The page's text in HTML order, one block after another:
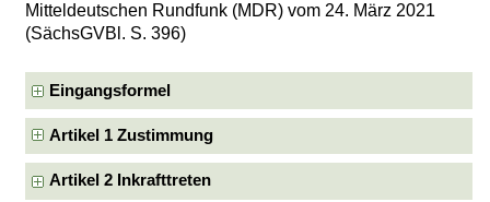
Mitteldeutschen Rundfunk (MDR) vom 24. März 2021
(SächsGVBl. S. 396)
Eingangsformel
Artikel 1 Zustimmung
Artikel 2 Inkrafttreten